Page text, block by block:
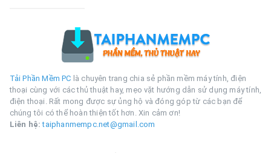
Tải Phần Mềm PC là chuyên trang chia sẻ phần mềm máy tính, điện
thoại cùng với các thủ thuật hay, mẹo vặt hướng dẫn sử dụng máy tính,
điện thoại. Rất mong được sự ủng hộ và đóng góp từ các bạn để
chúng tôi có thể hoàn thiện tốt hơn. Xin cảm ơn!
Liên hệ: taiphanmempc.net@gmail.com